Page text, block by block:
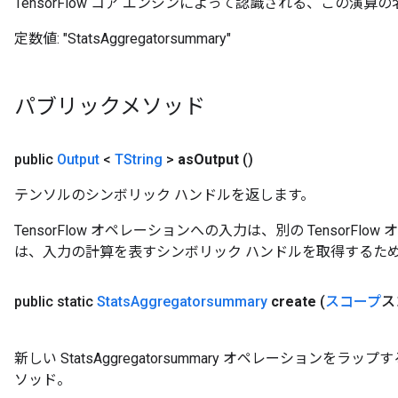
定数値: "StatsAggregatorsummary"
パブリックメソッド
public Output < TString > asOutput ()
テンソルのシンボリック ハンドルを返します。
TensorFlow オペレーションへの入力は、別の TensorFlow
は、入力の計算を表すシンボリック ハンドルを取得するた
public static StatsAggregatorsummary create (スコープ
新しい StatsAggregatorsummary オペレーションをラップ
ソッド。